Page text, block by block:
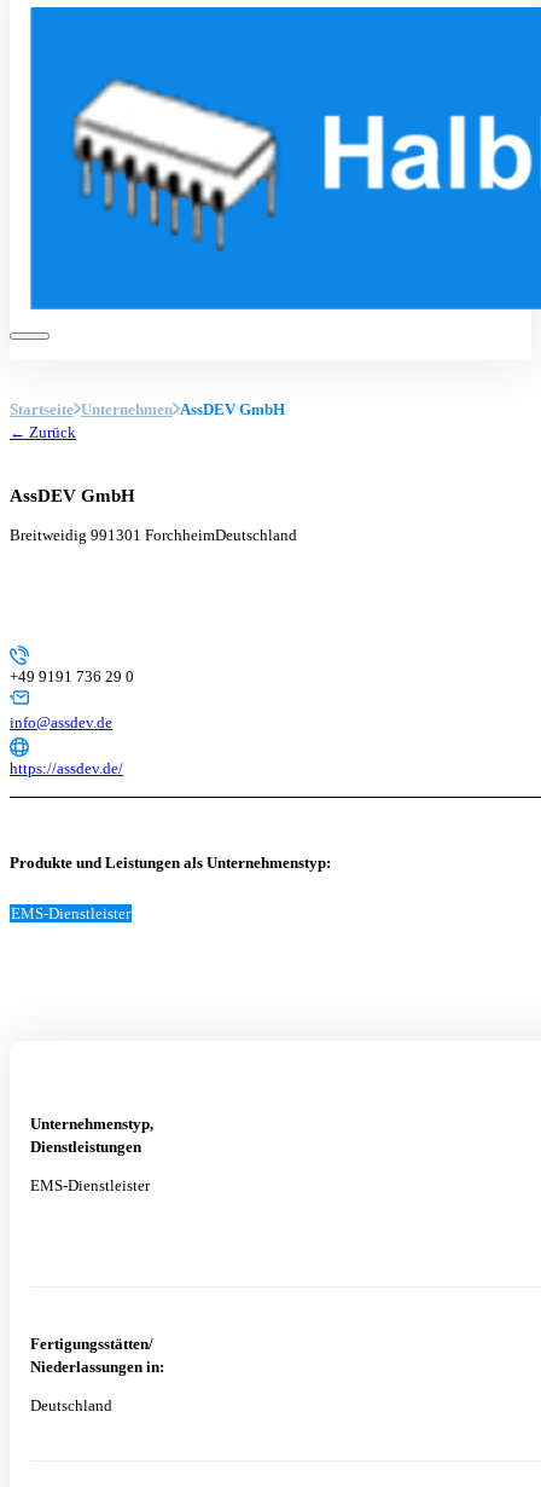
Startseite Unternehmen AssDEV GmbH
← Zurück
AssDEV GmbH
Breitweidig 991301 ForchheimDeutschland
+49 9191 736 29 0
info@assdev.de
https://assdev.de/
Produkte und Leistungen als Unternehmenstyp:
EMS-Dienstleister
Unternehmenstyp,
Dienstleistungen
EMS-Dienstleister
Fertigungsstätten/
Niederlassungen in:
Deutschland